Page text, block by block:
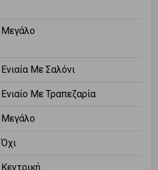
Μεγάλο
Ενιαία Με Σαλόνι
Ενιαίο Με Τραπεζαρία
Μεγάλο
Όχι
Κεντρική